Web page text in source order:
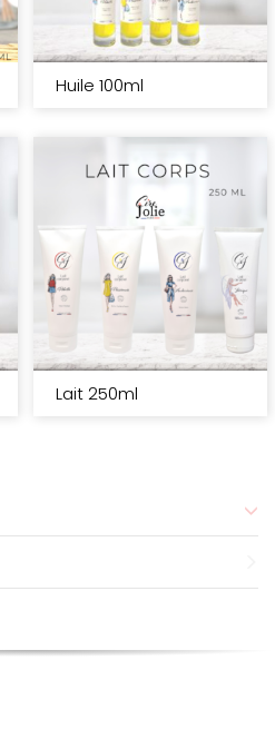
Huile 100ml
Lait 250ml